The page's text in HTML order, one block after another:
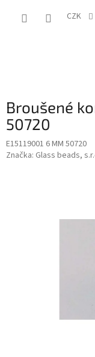
CZK
Broušené
50720
E15119001 6 MM 50720
Značka: Glass beads,